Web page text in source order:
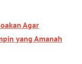
Agar
yang Amanah